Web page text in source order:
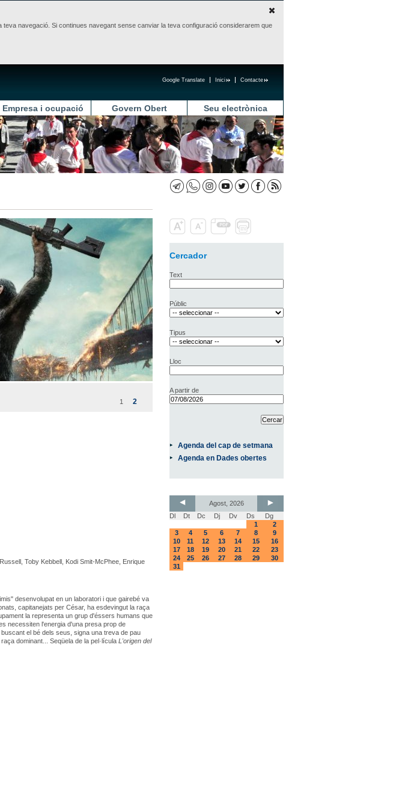
navegació. Si continues navegant sense canviar la teva configuració considerarem que
Contacte
Inici
Google Translate
Empresa i ocupació Govern Obert Seu electrònica
1
2
Toby Kebbell, Kodi Smit-McPhee, Enrique
desenvolupat en un laboratori i que gairebé va
capitanejats per César, ha esdevingut la raça
la representa un grup d'éssers humans que
necessiten l'energia d'una presa prop de
el bé dels seus, signa una treva de pau
dominant... Seqüela de la pel·lícula L'origen del
Cercador
Text
Públic
Tipus
Lloc
A partir de
Agenda del cap de setmana
Agenda en Dades obertes
Agost, 2026
Dl
Dt Dc Dj Dv Ds
Dg
1
2
3
4 5 6 7 8
9
10
11 12 13 14 15
16
17
18 19 20 21 22
23
24
25 26 27 28 29
30
31